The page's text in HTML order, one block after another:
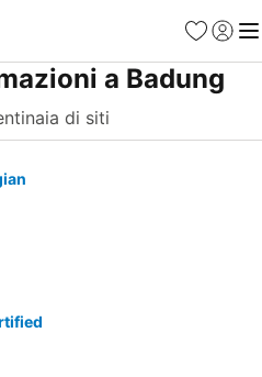
PreferitiAccedi
a Badung
di siti